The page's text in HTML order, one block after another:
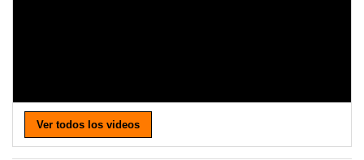
Ver todos los videos